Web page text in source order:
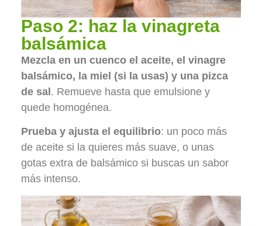
Paso 2: haz la vinagreta
balsámica
Mezcla en un cuenco el aceite, el vinagre
balsámico, la miel (si la usas) y una pizca
de sal. Remueve hasta que emulsione y
quede homogénea.
Prueba y ajusta el equilibrio: un poco más
de aceite si la quieres más suave, o unas
gotas extra de balsámico si buscas un sabor
más intenso.